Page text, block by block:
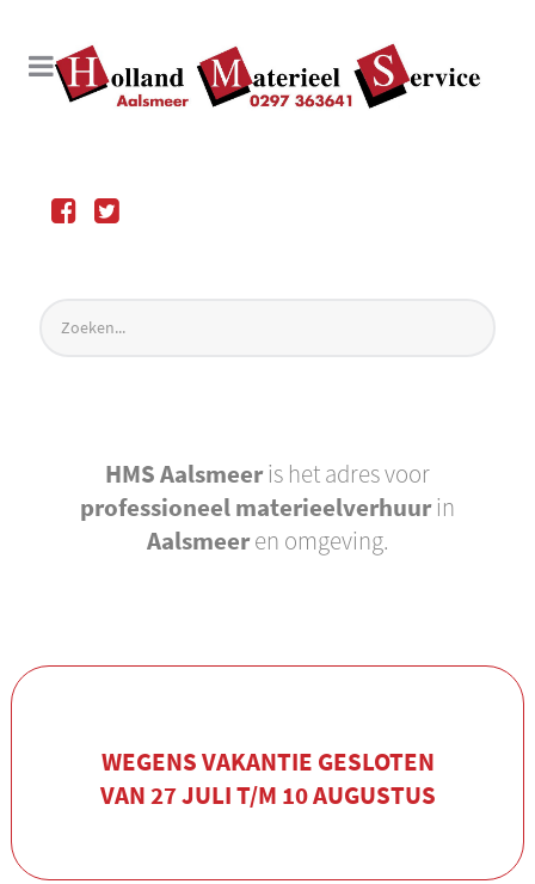
HMS Aalsmeeris het adres voor
professioneel materieelverhuurin
Aalsmeeren omgeving.
WEGENS VAKANTIE GESLOTEN
VAN 27 JULI T/M 10 AUGUSTUS